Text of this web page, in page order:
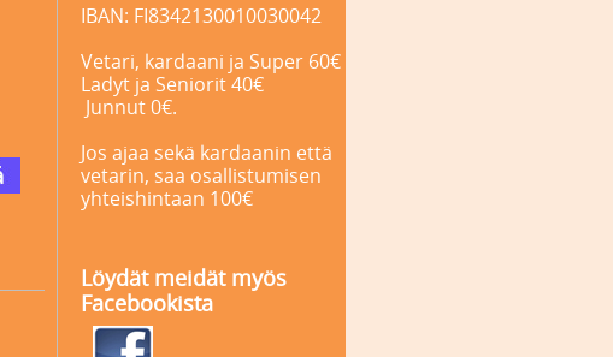
IBAN: FI8342130010030042
Vetari, kardaani ja Super 60€
Ladyt ja Seniorit 40€
Junnut 0€.
Jos ajaa sekä kardaanin että
vetarin, saa osallistumisen
yhteishintaan 100€
Löydät meidät myös
Facebookista